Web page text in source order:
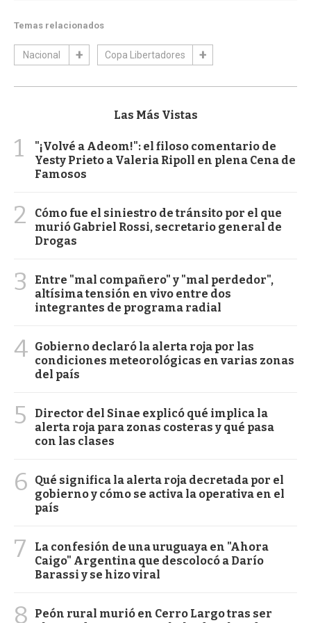
Temas relacionados
Nacional Copa Libertadores
Las Más Vistas
1
"¡Volvé a Adeom!": el filoso comentario de
Yesty Prieto a Valeria Ripoll en plena Cena de
Famosos
2
Cómo fue el siniestro de tránsito por el que
murió Gabriel Rossi, secretario general de
Drogas
3
Entre "mal compañero" y "mal perdedor",
altísima tensión en vivo entre dos
integrantes de programa radial
4 Gobierno declaró la alerta roja por las
condiciones meteorológicas en varias zonas
del país
5
Director del Sinae explicó qué implica la
alerta roja para zonas costeras y qué pasa
con las clases
6
Qué significa la alerta roja decretada por el
gobierno y cómo se activa la operativa en el
país
7
La confesión de una uruguaya en "Ahora
Caigo" Argentina que descolocó a Darío
Barassi y se hizo viral
8
Peón rural murió en Cerro Largo tras ser